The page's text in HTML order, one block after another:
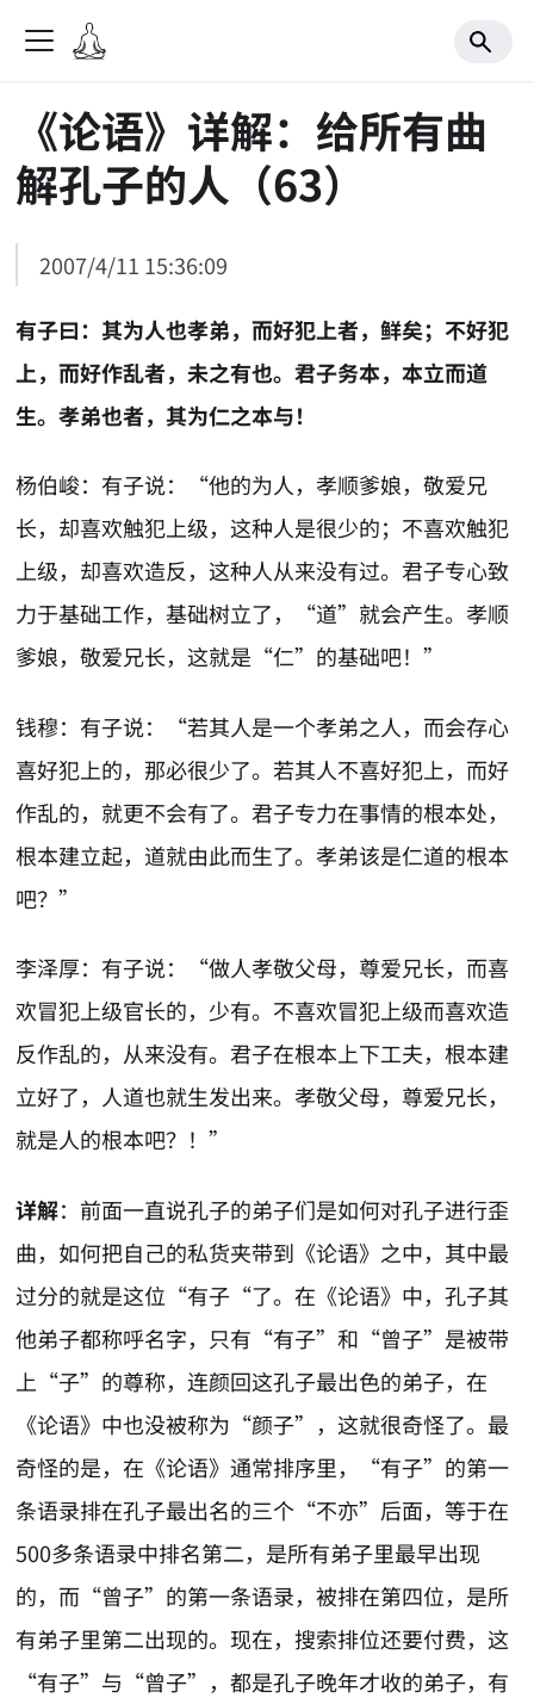
《论语》详解：给所有曲
解孔子的人（63）
2007/4/11 15:36:09
有子曰：其为人也孝弟，而好犯上者，鲜矣；不好犯
上，而好作乱者，未之有也。君子务本，本立而道
生。孝弟也者，其为仁之本与！
杨伯峻：有子说：“他的为人，孝顺爹娘，敬爱兄
长，却喜欢触犯上级，这种人是很少的；不喜欢触犯
上级，却喜欢造反，这种人从来没有过。君子专心致
力于基础工作，基础树立了，“道”就会产生。孝顺
爹娘，敬爱兄长，这就是“仁”的基础吧！”
钱穆：有子说：“若其人是一个孝弟之人，而会存心
喜好犯上的，那必很少了。若其人不喜好犯上，而好
作乱的，就更不会有了。君子专力在事情的根本处，
根本建立起，道就由此而生了。孝弟该是仁道的根本
吧？”
李泽厚：有子说：“做人孝敬父母，尊爱兄长，而喜
欢冒犯上级官长的，少有。不喜欢冒犯上级而喜欢造
反作乱的，从来没有。君子在根本上下工夫，根本建
立好了，人道也就生发出来。孝敬父母，尊爱兄长，
就是人的根本吧？！”
详解：前面一直说孔子的弟子们是如何对孔子进行歪
曲，如何把自己的私货夹带到《论语》之中，其中最
过分的就是这位“有子“了。在《论语》中，孔子其
他弟子都称呼名字，只有“有子”和“曾子”是被带
上“子”的尊称，连颜回这孔子最出色的弟子，在
《论语》中也没被称为“颜子”，这就很奇怪了。最
奇怪的是，在《论语》通常排序里，“有子”的第一
条语录排在孔子最出名的三个“不亦”后面，等于在
500多条语录中排名第二，是所有弟子里最早出现
的，而“曾子”的第一条语录，被排在第四位，是所
有弟子里第二出现的。现在，搜索排位还要付费，这
“有子”与“曾子”，都是孔子晚年才收的弟子，有